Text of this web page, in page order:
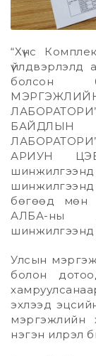
“Хүнс
үйлдвэрлэлд
болсон
АРИУН
шинжилгээнд
бөгөөд мөн
АЛБА-ны
Улсын
болон
хамруулсанаар
эхлээд эцсийн
мэргэжлийн
нэгэн илрэл